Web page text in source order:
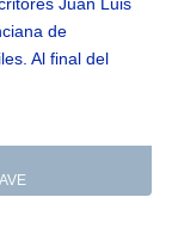
de
Al final del